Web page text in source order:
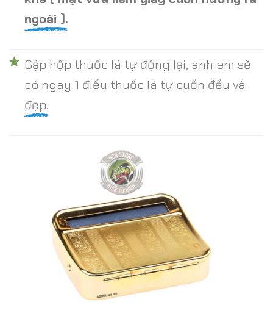
ngoài ).
Gập hộp thuốc lá tự động lại, anh em sẽ
có ngay 1 điếu thuốc lá tự cuốn đều và
đẹp.